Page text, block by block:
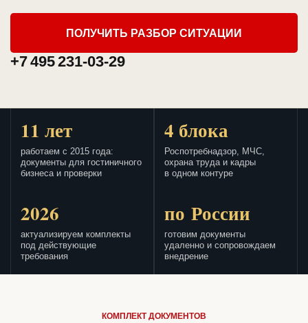
ПОЛУЧИТЬ РАЗБОР СИТУАЦИИ
+7 495 231-03-29
11 лет
работаем с 2015 года:
документы для гостиничного
бизнеса и проверки
4 блока
Роспотребнадзор, МЧС,
охрана труда и кадры
в одном контуре
2026
актуализируем комплекты
под действующие
требования
по России
готовим документы
удаленно и сопровождаем
внедрение
КОМПЛЕКТ ДОКУМЕНТОВ